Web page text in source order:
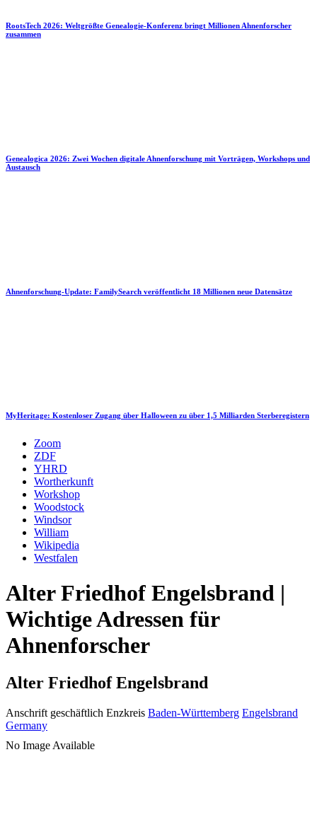
RootsTech 2026: Weltgrößte Genealogie-Konferenz bringt Millionen Ahnenforscher
zusammen
Genealogica 2026: Zwei Wochen digitale Ahnenforschung mit Vorträgen, Workshops und
Austausch
Ahnenforschung-Update: FamilySearch veröffentlicht 18 Millionen neue Datensätze
MyHeritage: Kostenloser Zugang über Halloween zu über 1,5 Milliarden Sterberegistern
Zoom
ZDF
YHRD
Wortherkunft
Workshop
Woodstock
Windsor
William
Wikipedia
Westfalen
Alter Friedhof Engelsbrand |
Wichtige Adressen für
Ahnenforscher
Alter Friedhof Engelsbrand
Anschrift geschäftlich Enzkreis Baden-Württemberg Engelsbrand
Germany
No Image Available